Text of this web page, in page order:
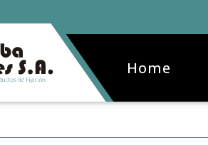
Home